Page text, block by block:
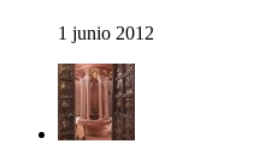
1 junio 2012